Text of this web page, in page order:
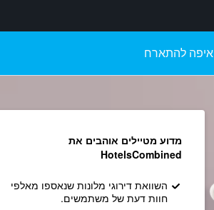
איפה להתארח
מדוע מטיילים אוהבים את
HotelsCombined
השוואת דירוגי מלונות שנאספו מאלפי
חוות דעת של משתמשים.